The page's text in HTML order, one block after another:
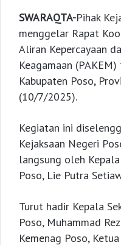
SWARAQTA-Pihak
menggelar Rapat
Aliran Kepercayaan
Keagamaan
Kabupaten Poso,
(10/7/2025).
Kegiatan ini
Kejaksaan Negeri
langsung oleh
Poso, Lie Putra
Turut hadir Kepala
Poso, Muhammad
Kemenag Poso,